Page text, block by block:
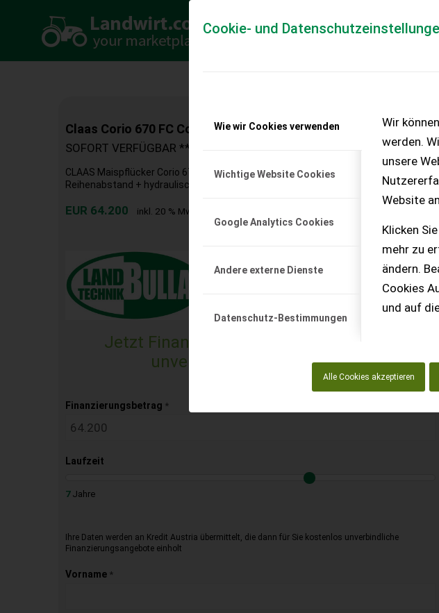
Cookie- und
Wie wir Cookies verwenden
Wichtige Website Cookies
Google Analytics Cookies
Andere externe Dienste
Datenschutz-Bestimmungen
Wir
werden.
unsere
Website
Klicken
mehr zu
ändern.
Cookies
und auf
Alle Cookies akzeptieren
Claas Corio 670 FC Conspeed
SOFORT VERFÜGBAR **Lieferung möglich**
CLAAS Maispflücker Corio 670 FC Conspeed + Neumaschine + 6 Reihen mit 70cm
Reihenabstand + hydraulisch klappbar + Hybridwalzen + Stoppelknicker + G...
EUR 64.200 inkl. 20 % MwSt.
Jetzt Finanzierungsangebot anfordern
unverbindlich & kostenlos!
Finanzierungsbetrag *
Laufzeit
7Jahre
Ihre Daten werden an Kredit Austria übermittelt, die dann für Sie kostenlos unverbindliche
Finanzierungsangebote einholt
Vorname *